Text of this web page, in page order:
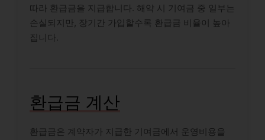
따라 환급금을 지급합니다. 해약 시 기여금 중 일부는
손실되지만, 장기간 가입할수록 환급금 비율이 높아
집니다.
환급금 계산
환급금은 계약자가 지급한 기여금에서 운영비용을